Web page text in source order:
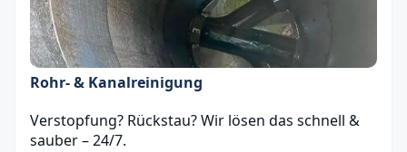
Rohr- & Kanalreinigung
Verstopfung? Rückstau? Wir lösen das schnell &
sauber – 24/7.